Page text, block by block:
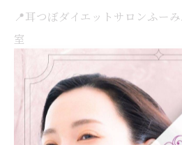
📍耳つぼダイエットサロンふー
室
まずはお気軽にカウンセリングへ
@salon.fumin